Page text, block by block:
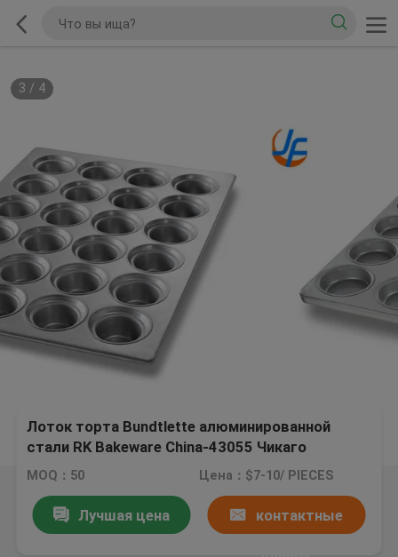
3 / 4
Лоток торта Bundtlette алюминированной
стали RK Bakeware China-43055 Чикаго
металлический 15 застекленный отсеками
MOQ：50 Цена：$7-10/ PIECES
Лучшая цена контактные